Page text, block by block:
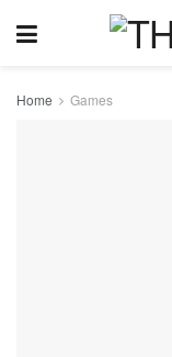
Home Games